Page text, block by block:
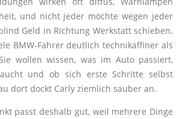
und nicht jeder möchte wegen jeder
Geld in Richtung Werkstatt schieben.
BMW-Fahrer deutlich technikaffiner als
wollen wissen, was im Auto passiert,
und ob sich erste Schritte selbst
dort dockt Carly ziemlich sauber an.
passt deshalb gut, weil mehrere Dinge